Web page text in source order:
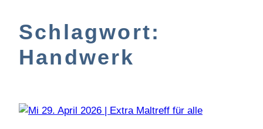
Schlagwort:
Handwerk